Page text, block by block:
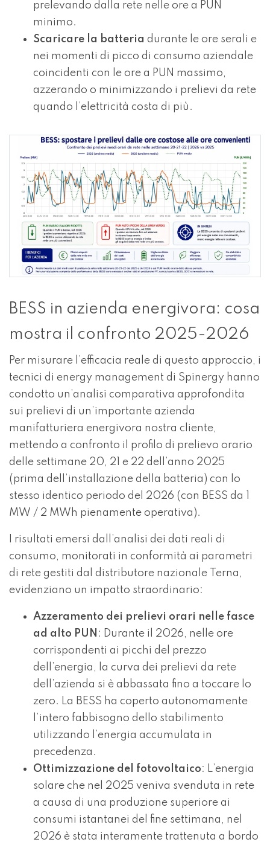
prelevando dalla rete nelle ore a PUN
minimo.
Scaricare la batteria durante le ore serali e
nei momenti di picco di consumo aziendale
coincidenti con le ore a PUN massimo,
azzerando o minimizzando i prelievi da rete
quando l’elettricità costa di più.
BESS in azienda energivora: cosa
mostra il confronto 2025-2026
Per misurare l’efficacia reale di questo approccio, i
tecnici di energy management di Spinergy hanno
condotto un’analisi comparativa approfondita
sui prelievi di un’importante azienda
manifatturiera energivora nostra cliente,
mettendo a confronto il profilo di prelievo orario
delle settimane 20, 21 e 22 dell’anno 2025
(prima dell’installazione della batteria) con lo
stesso identico periodo del 2026 (con BESS da 1
MW / 2 MWh pienamente operativa).
I risultati emersi dall’analisi dei dati reali di
consumo, monitorati in conformità ai parametri
di rete gestiti dal distributore nazionale
Terna ,
evidenziano un impatto straordinario:
Azzeramento dei prelievi orari nelle fasce
ad alto PUN : Durante il 2026, nelle ore
corrispondenti ai picchi del prezzo
dell’energia, la curva dei prelievi da rete
dell’azienda si è abbassata fino a toccare lo
zero. La BESS ha coperto autonomamente
l’intero fabbisogno dello stabilimento
utilizzando l’energia accumulata in
precedenza.
Ottimizzazione del fotovoltaico: L’energia
solare che nel 2025 veniva svenduta in rete
a causa di una produzione superiore ai
consumi istantanei del fine settimana, nel
2026 è stata interamente trattenuta a bordo